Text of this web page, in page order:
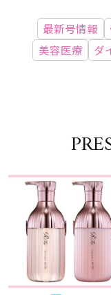
最新号情報
美容医療
ダ